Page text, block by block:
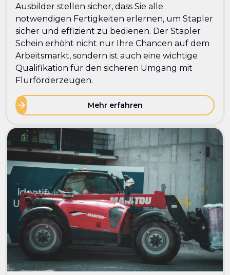
Ausbilder stellen sicher, dass Sie alle
notwendigen Fertigkeiten erlernen, um Stapler
sicher und effizient zu bedienen. Der Stapler
Schein erhöht nicht nur Ihre Chancen auf dem
Arbeitsmarkt, sondern ist auch eine wichtige
Qualifikation für den sicheren Umgang mit
Flurförderzeugen.
Mehr erfahren